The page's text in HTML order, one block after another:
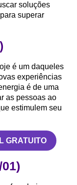
soluções
superar
é um daqueles
experiências
é de uma
as pessoas ao
estimulem seu
GRATUITO